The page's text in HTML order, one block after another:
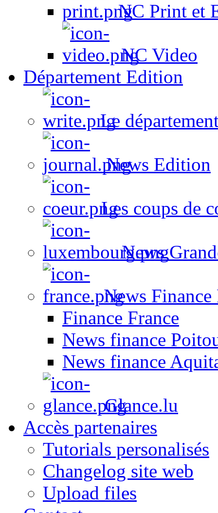
NC Print et
NC Video
Département Edition
Le
News Edition
Les coups de
News
News Finance
Finance France
News finance
News finance
Glance.lu
Accès partenaires
Tutorials personalisés
Changelog site web
Upload files